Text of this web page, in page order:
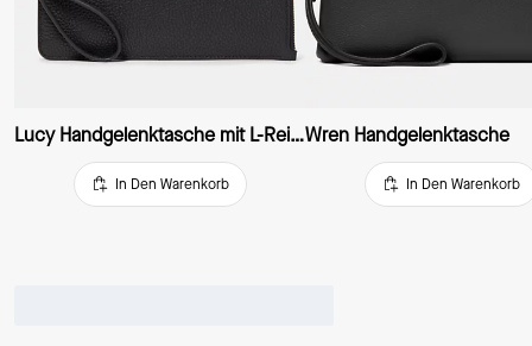
Lucy Handgelenktasche mit L-Reißverschluss, mittelgroß
In Den Warenkorb
Wren Handgelenktasche
In Den Warenkorb